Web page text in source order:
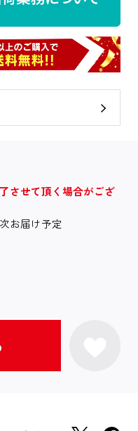
させて頂く場合がござ
お届け予定